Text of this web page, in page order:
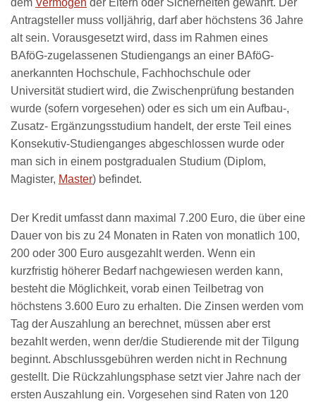
Antragsteller muss volljährig, darf aber höchstens 36 Jahre
alt sein. Vorausgesetzt wird, dass im Rahmen eines
BAföG-zugelassenen Studiengangs an einer BAföG-
anerkannten Hochschule, Fachhochschule oder
Universität studiert wird, die Zwischenprüfung bestanden
wurde (sofern vorgesehen) oder es sich um ein Aufbau-,
Zusatz- Ergänzungsstudium handelt, der erste Teil eines
Konsekutiv-Studienganges abgeschlossen wurde oder
man sich in einem postgradualen Studium (Diplom,
Magister, Master) befindet.
Der Kredit umfasst dann maximal 7.200 Euro, die über eine
Dauer von bis zu 24 Monaten in Raten von monatlich 100,
200 oder 300 Euro ausgezahlt werden. Wenn ein
kurzfristig höherer Bedarf nachgewiesen werden kann,
besteht die Möglichkeit, vorab einen Teilbetrag von
höchstens 3.600 Euro zu erhalten. Die Zinsen werden vom
Tag der Auszahlung an berechnet, müssen aber erst
bezahlt werden, wenn der/die Studierende mit der Tilgung
beginnt. Abschlussgebühren werden nicht in Rechnung
gestellt. Die Rückzahlungsphase setzt vier Jahre nach der
ersten Auszahlung ein. Vorgesehen sind Raten von 120